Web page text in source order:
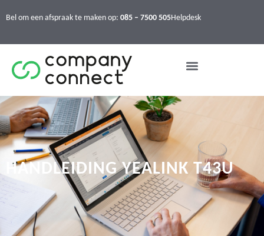
Bel om een afspraak te maken op: 085 – 7500 505Helpdesk
HANDLEIDING YEALINK T43U